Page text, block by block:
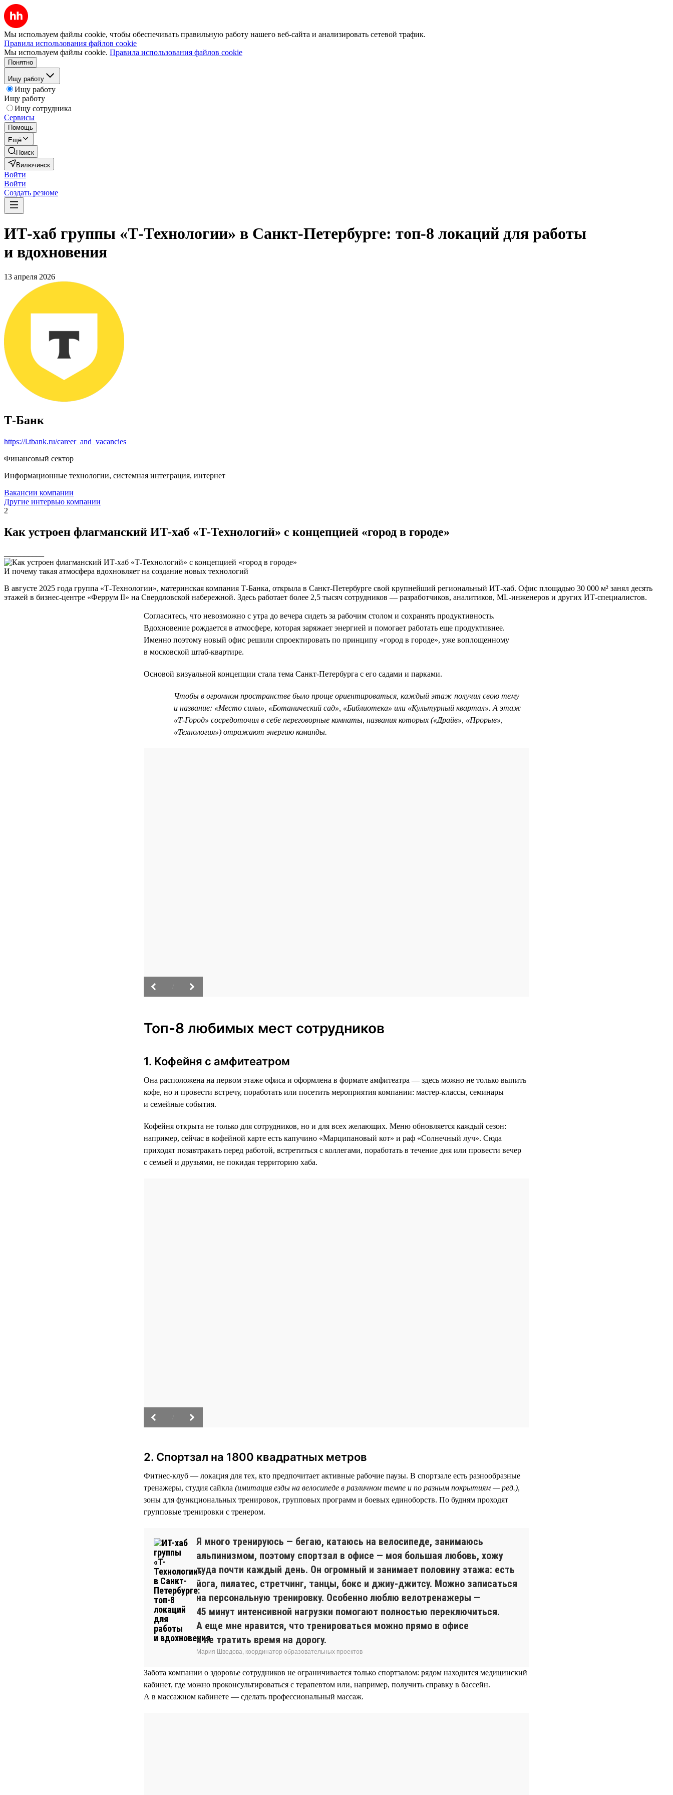
Мы используем файлы cookie, чтобы обеспечивать правильную работу нашего веб-сайта и анализировать сетевой трафик.
Правила использования файлов cookie
Мы используем файлы cookie. Правила использования файлов cookie
Понятно
Ищу работу
Ищу работу
Ищу работу
Ищу сотрудника
Сервисы
Помощь
Ещё
Поиск
Вилючинск
Войти
Войти
Создать резюме
ИТ-хаб группы «Т-Технологии» в Санкт-Петербурге: топ-8 локаций для работы
и вдохновения
13 апреля 2026
Т-Банк
https://l.tbank.ru/career_and_vacancies
Финансовый сектор
Информационные технологии, системная интеграция, интернет
Вакансии компании
Другие интервью компании
2
Как устроен флагманский ИТ-хаб «Т-Технологий» с концепцией «город в городе»
И почему такая атмосфера вдохновляет на создание новых технологий
В августе 2025 года группа «Т-Технологии», материнская компания Т-Банка, открыла в Санкт-Петербурге свой крупнейший региональный ИТ-хаб. Офис площадью 30 000 м² занял десять
этажей в бизнес-центре «Феррум II» на Свердловской набережной. Здесь работает более 2,5 тысяч сотрудников — разработчиков, аналитиков, ML-инженеров и других ИТ-специалистов.
Согласитесь, что невозможно с утра до вечера сидеть за рабочим столом и сохранять продуктивность.
Вдохновение рождается в атмосфере, которая заряжает энергией и помогает работать еще продуктивнее.
Именно поэтому новый офис решили спроектировать по принципу «город в городе», уже воплощенному
в московской штаб-квартире.
Основой визуальной концепции стала тема Санкт-Петербурга с его садами и парками.
Чтобы в огромном пространстве было проще ориентироваться, каждый этаж получил свою тему
и название: «Место силы», «Ботанический сад», «Библиотека» или «Культурный квартал». А этаж
«Т-Город» сосредоточил в себе переговорные комнаты, названия которых («Драйв», «Прорыв»,
«Технология») отражают энергию команды.
Топ-8 любимых мест сотрудников
1. Кофейня с амфитеатром
Она расположена на первом этаже офиса и оформлена в формате амфитеатра — здесь можно не только выпить
кофе, но и провести встречу, поработать или посетить мероприятия компании: мастер-классы, семинары
и семейные события.
Кофейня открыта не только для сотрудников, но и для всех желающих. Меню обновляется каждый сезон:
например, сейчас в кофейной карте есть капучино «Марципановый кот» и раф «Солнечный луч». Сюда
приходят позавтракать перед работой, встретиться с коллегами, поработать в течение дня или провести вечер
с семьей и друзьями, не покидая территорию хаба.
2. Спортзал на 1800 квадратных метров
Фитнес-клуб — локация для тех, кто предпочитает активные рабочие паузы. В спортзале есть разнообразные
тренажеры, студия сайкла (имитация езды на велосипеде в различном темпе и по разным покрытиям — ред.),
зоны для функциональных тренировок, групповых программ и боевых единоборств. По будням проходят
групповые тренировки с тренером.
Я много тренируюсь — бегаю, катаюсь на велосипеде, занимаюсь
альпинизмом, поэтому спортзал в офисе — моя большая любовь, хожу
туда почти каждый день. Он огромный и занимает половину этажа: есть
йога, пилатес, стретчинг, танцы, бокс и джиу-джитсу. Можно записаться
на персональную тренировку. Особенно люблю велотренажеры —
45 минут интенсивной нагрузки помогают полностью переключиться.
А еще мне нравится, что тренироваться можно прямо в офисе
и не тратить время на дорогу.
Мария Шведова, координатор образовательных проектов
Забота компании о здоровье сотрудников не ограничивается только спортзалом: рядом находится медицинский
кабинет, где можно проконсультироваться с терапевтом или, например, получить справку в бассейн.
А в массажном кабинете — сделать профессиональный массаж.